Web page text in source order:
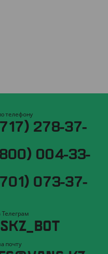
телефону
278-37-
004-33-
073-37-
почту